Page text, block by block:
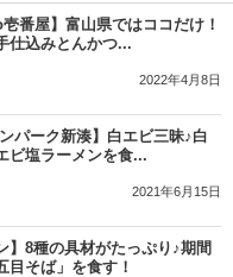
番屋】富山県ではココだけ！
仕込みとんかつ...
2022年4月8日
パーク新湊】白エビ三昧♪白
ビ塩ラーメンを食...
2021年6月15日
】8種の具材がたっぷり♪期間
目そば」を食す！